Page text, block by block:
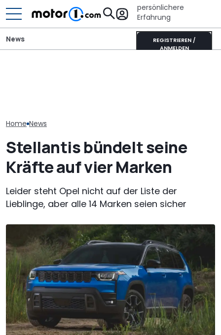
persönlichere
Erfahrung
REGISTRIEREN /
ANMELDEN
News
Home News
Stellantis bündelt seine
Kräfte auf vier Marken
Leider steht Opel nicht auf der Liste der
Lieblinge, aber alle 14 Marken seien sicher